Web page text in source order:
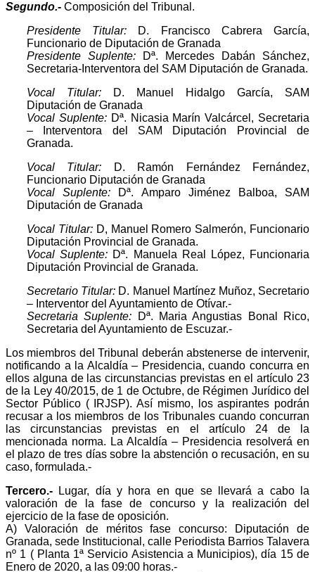
Segundo.- Composición del Tribunal.
Presidente Titular: D. Francisco Cabrera García,
Funcionario de Diputación de Granada
Presidente Suplente: Dª. Mercedes Dabán Sánchez,
Secretaria-Interventora del SAM Diputación de Granada.
Vocal Titular: D. Manuel Hidalgo García, SAM
Diputación de Granada
Vocal Suplente:Dª. Nicasia Marín Valcárcel, Secretaria
– Interventora del SAM Diputación Provincial de
Granada.
Vocal Titular: D. Ramón Fernández Fernández,
Funcionario Diputación de Granada
Vocal Suplente: Dª. Amparo Jiménez Balboa, SAM
Diputación de Granada
Vocal Titular:D, Manuel Romero Salmerón, Funcionario
Diputación Provincial de Granada.
Vocal Suplente: Dª. Manuela Real López, Funcionaria
Diputación Provincial de Granada.
Secretario Titular: D. Manuel Martínez Muñoz, Secretario
– Interventor del Ayuntamiento de Otívar.-
Secretaria Suplente: Dª. Maria Angustias Bonal Rico,
Secretaria del Ayuntamiento de Escuzar.-
Los miembros del Tribunal deberán abstenerse de intervenir,
notificando a la Alcaldía – Presidencia, cuando concurra en
ellos alguna de las circunstancias previstas en el artículo 23
de la Ley 40/2015, de 1 de Octubre, de Régimen Jurídico del
Sector Público ( IRJSP). Así mismo, los aspirantes podrán
recusar a los miembros de los Tribunales cuando concurran
las circunstancias previstas en el artículo 24 de la
mencionada norma. La Alcaldía – Presidencia resolverá en
el plazo de tres días sobre la abstención o recusación, en su
caso, formulada.-
Tercero.- Lugar, día y hora en que se llevará a cabo la
valoración de la fase de concurso y la realización del
ejercicio de la fase de oposición.
A) Valoración de méritos fase concurso: Diputación de
Granada, sede Institucional, calle Periodista Barrios Talavera
nº 1 ( Planta 1ª Servicio Asistencia a Municipios), día 15 de
Enero de 2020, a las 09:00 horas.-